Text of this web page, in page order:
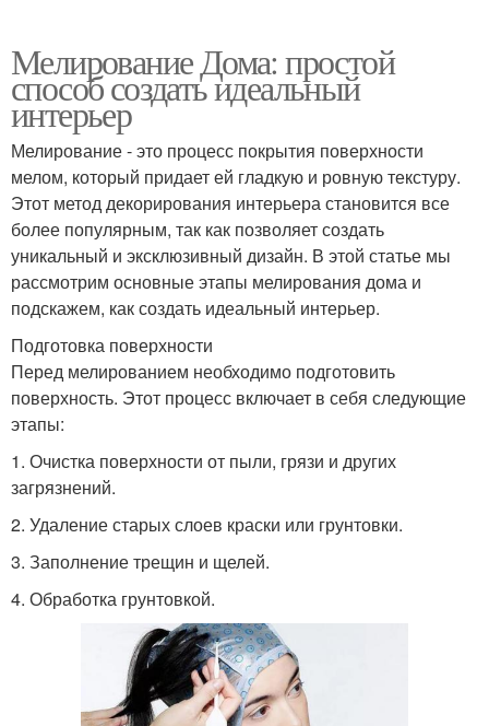
Мелирование Дома: простой
способ создать идеальный
интерьер
Мелирование - это процесс покрытия поверхности
мелом, который придает ей гладкую и ровную текстуру.
Этот метод декорирования интерьера становится все
более популярным, так как позволяет создать
уникальный и эксклюзивный дизайн. В этой статье мы
рассмотрим основные этапы мелирования дома и
подскажем, как создать идеальный интерьер.
Подготовка поверхности
Перед мелированием необходимо подготовить
поверхность. Этот процесс включает в себя следующие
этапы:
1. Очистка поверхности от пыли, грязи и других
загрязнений.
2. Удаление старых слоев краски или грунтовки.
3. Заполнение трещин и щелей.
4. Обработка грунтовкой.